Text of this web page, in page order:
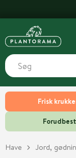
Frisk
Have Jord,